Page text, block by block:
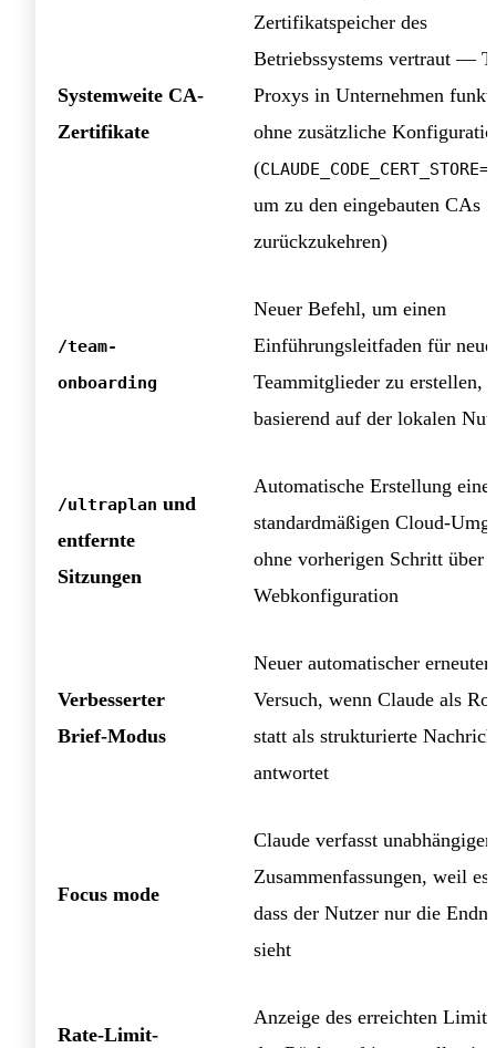
Systemweite CA-
Zertifikate
Zertifikatspeicher des
Betriebssystems vertraut —
Proxys in Unternehmen
ohne zusätzliche
(
um zu den eingebauten CAs
zurückzukehren)
/team-
onboarding
Neuer Befehl, um einen
Einführungsleitfaden für neue
Teammitglieder zu erstellen,
basierend auf der lokalen
/ultraplan und
entfernte
Sitzungen
Automatische Erstellung einer
standardmäßigen Cloud-
ohne vorherigen Schritt über
Webkonfiguration
Verbesserter
Brief-Modus
Neuer automatischer erneuter
Versuch, wenn Claude als
statt als strukturierte
antwortet
Focus mode
Claude verfasst
Zusammenfassungen, weil
dass der Nutzer nur die
sieht
Rate-Limit-
Anzeige des erreichten